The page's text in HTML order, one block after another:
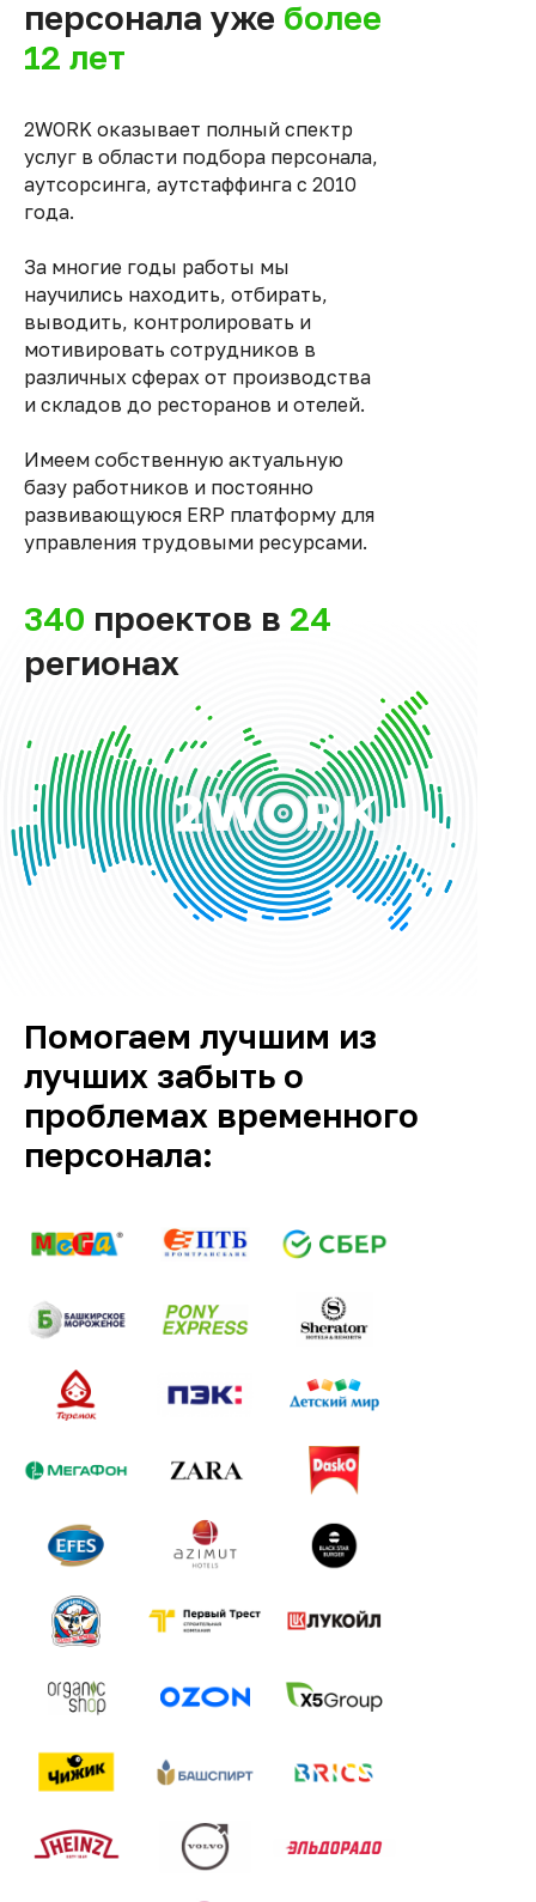
персонала уже более
12 лет
2WORK оказывает полный спектр
услуг в области подбора персонала,
аутсорсинга, аутстаффинга с 2010
года.
За многие годы работы мы
научились находить, отбирать,
выводить, контролировать и
мотивировать сотрудников в
различных сферах от производства
и складов до ресторанов и отелей.
Имеем собственную актуальную
базу работников и постоянно
развивающуюся ERP платформу для
управления трудовыми ресурсами.
340 проектов в 24
регионах
Помогаем лучшим из
лучших забыть о
проблемах временного
персонала: